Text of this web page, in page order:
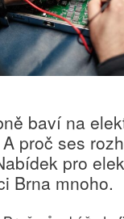
baví na
proč ses
pro
Brna mnoho.